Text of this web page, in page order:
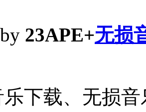
23APE+无损
下载、无损